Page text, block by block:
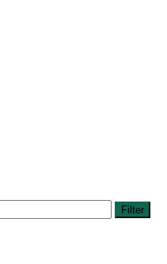
Filter